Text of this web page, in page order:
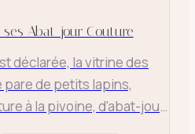
ses Abat-jour Couture
déclarée, la vitrine des
de petits lapins,
à la pivoine, d'abat-jour